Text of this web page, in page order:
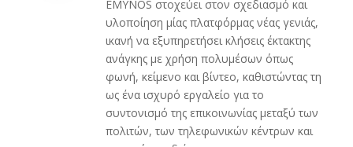
ΕΜΥΝΟS στοχεύει στον σχεδιασμό και
υλοποίηση μίας πλατφόρμας νέας γενιάς,
ικανή να εξυπηρετήσει κλήσεις έκτακτης
ανάγκης με χρήση πολυμέσων όπως
φωνή, κείμενο και βίντεο, καθιστώντας τη
ως ένα ισχυρό εργαλείο για το
συντονισμό της επικοινωνίας μεταξύ των
πολιτών, των τηλεφωνικών κέντρων και